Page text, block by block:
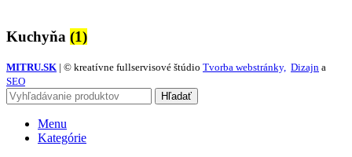
Kuchyňa (1)
MITRU.SK | © kreatívne fullservisové štúdio Tvorba webstránky, Dizajn a
SEO
Hľadať
Menu
Kategórie